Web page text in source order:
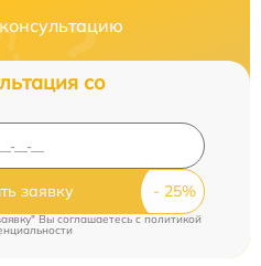
со
заявку
Вы соглашаетесь c политикой